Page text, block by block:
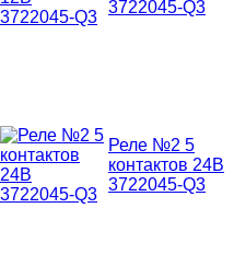
3722045-Q3
Реле №2 5
контактов 24В
3722045-Q3